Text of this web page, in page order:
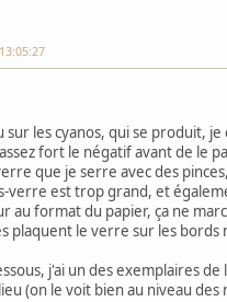
sur les cyanos, qui se produit, je
fort le négatif avant de le
que je serre avec des
verre est trop grand, et
au format du papier, ça ne
plaquent le verre sur les bords
j'ai un des exemplaires de
(on le voit bien au niveau des